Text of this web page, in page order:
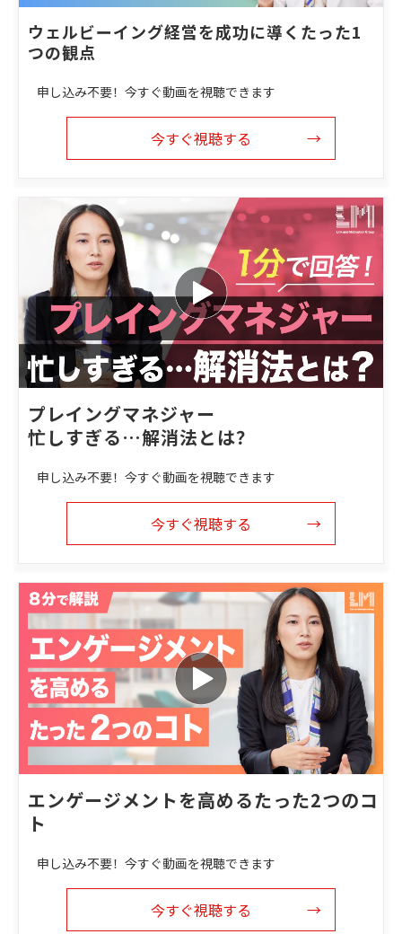
ウェルビーイング経営を成功に導くたった1
つの観点
申し込み不要！今すぐ動画を視聴できます
今すぐ視聴する
プレイングマネジャー
忙しすぎる…解消法とは？
申し込み不要！今すぐ動画を視聴できます
今すぐ視聴する
エンゲージメントを高めるたった2つのコ
ト
申し込み不要！今すぐ動画を視聴できます
今すぐ視聴する